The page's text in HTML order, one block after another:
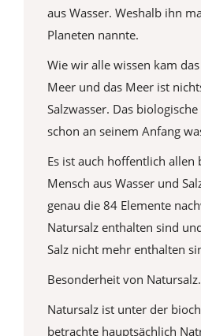
aus Wasser. Weshalb ihn
Planeten nannte.
Wie wir alle wissen kam
Meer und das Meer ist
Salzwasser. Das
schon an seinem Anfang
Es ist auch hoffentlich allen
Mensch aus Wasser und
genau die 84 Elemente
Natursalz enthalten sind
Salz nicht mehr enthalten
Besonderheit von Natursalz.
Natursalz ist unter der
betrachte hauptsächlich